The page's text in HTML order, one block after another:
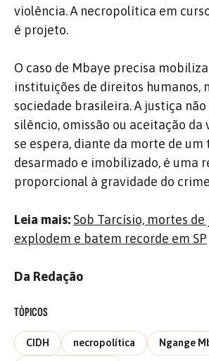
violência. A necropolítica em
é projeto.
O caso de Mbaye precisa
instituições de direitos humanos,
sociedade brasileira. A justiça
silêncio, omissão ou aceitação da
se espera, diante da morte de
desarmado e imobilizado, é uma
proporcional à gravidade do
Leia mais: Sob Tarcísio, mortes de
explodem e batem recorde em SP
Da Redação
TÓPICOS
CIDH necropolítica Ngange